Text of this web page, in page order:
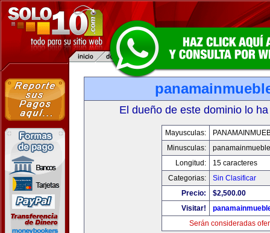
El dueño de este dominio lo
Mayusculas:
Minusculas:
Longitud:
15 caracteres
Categorias:
Sin Clasificar
Precio:
$2,500.00
Visitar!
Serán consideradas